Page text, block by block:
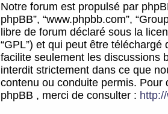
Notre forum est propulsé par
phpBB”, “www.phpbb.com”,
libre de forum déclaré sous la
“GPL”) et qui peut être téléchargé
facilite seulement les discussions
interdit strictement dans ce que
contenu ou conduite permis.
phpBB , merci de consulter :